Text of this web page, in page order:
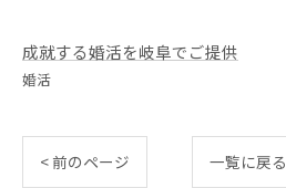
成就する婚活を岐阜でご提供
婚活
< 前のページ 一覧に戻る